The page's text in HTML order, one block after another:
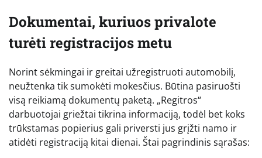
Dokumentai, kuriuos privalote
turėti registracijos metu
Norint sėkmingai ir greitai užregistruoti automobilį,
neužtenka tik sumokėti mokesčius. Būtina pasiruošti
visą reikiamą dokumentų paketą. „Regitros“
darbuotojai griežtai tikrina informaciją, todėl bet koks
trūkstamas popierius gali priversti jus grįžti namo ir
atidėti registraciją kitai dienai. Štai pagrindinis sąrašas: